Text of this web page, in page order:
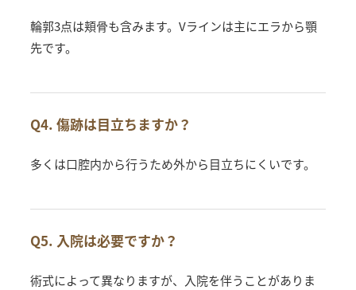
輪郭3点は頬骨も含みます。Vラインは主にエラから顎
先です。
Q4. 傷跡は目立ちますか？
多くは口腔内から行うため外から目立ちにくいです。
Q5. 入院は必要ですか？
術式によって異なりますが、入院を伴うことがありま